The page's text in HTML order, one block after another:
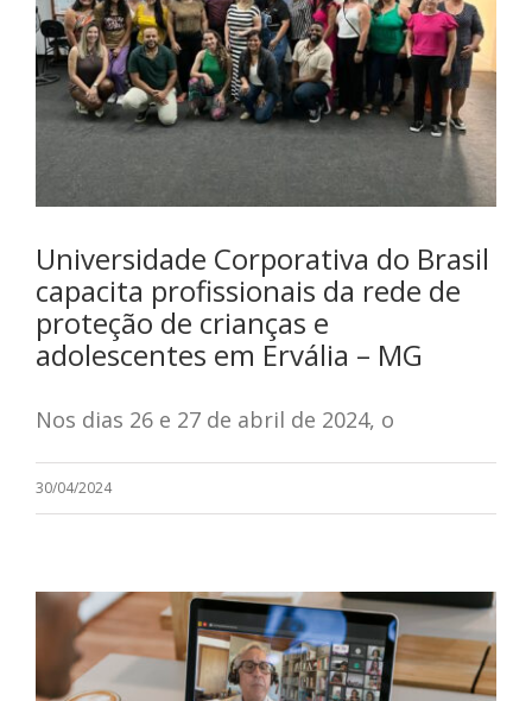
Universidade Corporativa do Brasil
capacita profissionais da rede de
proteção de crianças e
adolescentes em Ervália – MG
Nos dias 26 e 27 de abril de 2024, o
30/04/2024